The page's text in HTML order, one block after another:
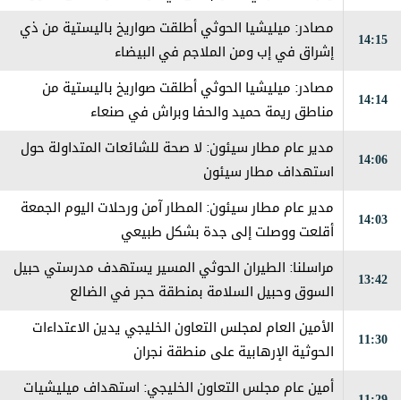
14:15
مصادر: ميليشيا الحوثي أطلقت صواريخ باليستية من ذي
إشراق في إب ومن الملاجم في البيضاء
14:14
مصادر: ميليشيا الحوثي أطلقت صواريخ باليستية من
مناطق ريمة حميد والحفا وبراش في صنعاء
14:06
مدير عام مطار سيئون: لا صحة للشائعات المتداولة حول
استهداف مطار سيئون
14:03
مدير عام مطار سيئون: المطار آمن ورحلات اليوم الجمعة
أقلعت ووصلت إلى جدة بشكل طبيعي
13:42
مراسلنا: الطيران الحوثي المسير يستهدف مدرستي حبيل
السوق وحبيل السلامة بمنطقة حجر في الضالع
11:30
الأمين العام لمجلس التعاون الخليجي يدين الاعتداءات
الحوثية الإرهابية على منطقة نجران
أمين عام مجلس التعاون الخليجي: استهداف ميليشيات